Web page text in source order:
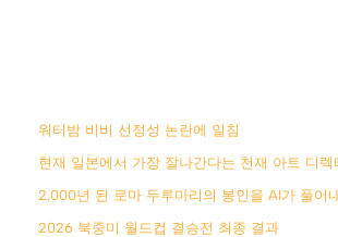
워터밤 비비 선정성 논란에 일침
현재 일본에서 가장 잘나간다는 천재 아트 디
2,000년 된 로마 두루마리의 봉인을 AI가 풀어
2026 북중미 월드컵 결승전 최종 결과